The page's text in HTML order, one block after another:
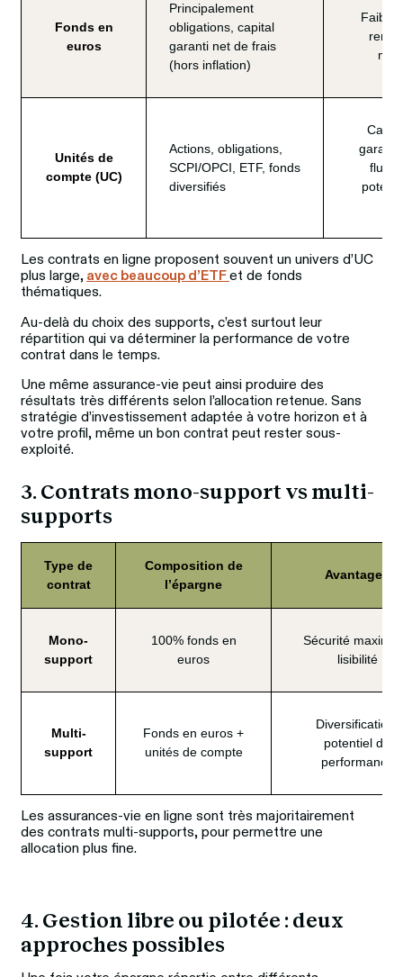
Fonds en
euros
Principalement
obligations, capital
garanti net de frais
(hors inflation)
Faible
Unités de
compte (UC)
Actions, obligations,
SCPI/OPCI, ETF, fonds
diversifiés
Les contrats en ligne proposent souvent un univers d’UC
plus large, avec beaucoup d’ETF et de fonds
thématiques.
Au-delà du choix des supports, c’est surtout leur
répartition qui va déterminer la performance de votre
contrat dans le temps.
Une même assurance-vie peut ainsi produire des
résultats très différents selon l’allocation retenue. Sans
stratégie d’investissement adaptée à votre horizon et à
votre profil, même un bon contrat peut rester sous-
exploité.
3. Contrats mono-support vs multi-
supports
Type de
contrat
Composition de
l’épargne
Avantages
Mono-
support
100% fonds en
euros
Sécurité
lisibilité
Multi-
support
Fonds en euros +
unités de compte
Diversification,
potentiel de
performance
Les assurances‑vie en ligne sont très majoritairement
des contrats multi‑supports, pour permettre une
allocation plus fine.
4. Gestion libre ou pilotée : deux
approches possibles